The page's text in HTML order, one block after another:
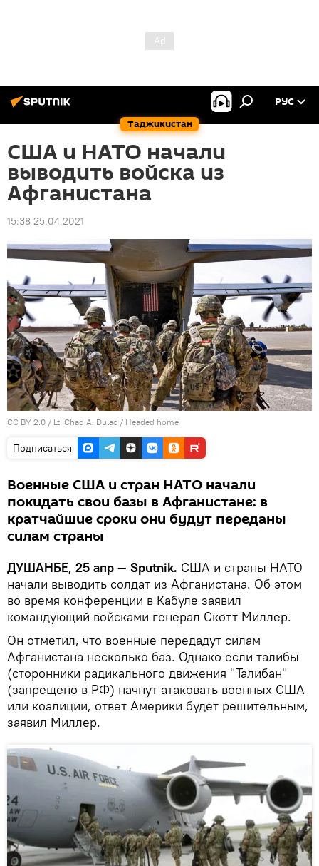
Таджикистан
РУС
США и НАТО начали
выводить войска из
Афганистана
15:38 25.04.2021
CC BY 2.0 / Lt. Chad A. Dulac / Headed home
Подписаться
Военные США и стран НАТО начали
покидать свои базы в Афганистане: в
кратчайшие сроки они будут переданы
силам страны
ДУШАНБЕ, 25 апр — Sputnik. США и страны НАТО
начали выводить солдат из Афганистана. Об этом
во время конференции в Кабуле заявил
командующий войсками генерал Скотт Миллер.
Он отметил, что военные передадут силам
Афганистана несколько баз. Однако если талибы
(сторонники радикального движения "Талибан"
(запрещено в РФ) начнут атаковать военных США
или коалиции, ответ Америки будет решительным,
заявил Миллер.